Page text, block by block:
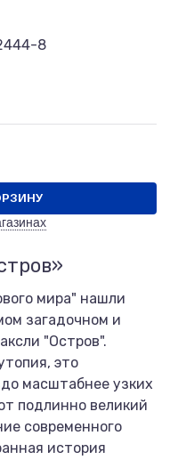
8
мира" нашли
загадочном и
"Остров".
это
масштабнее узких
подлинно великий
современного
история